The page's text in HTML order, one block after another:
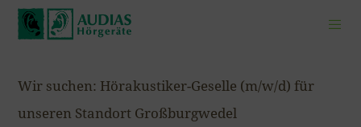
Wir suchen: Hörakustiker-Geselle (m/w/d) für
unseren Standort Großburgwedel